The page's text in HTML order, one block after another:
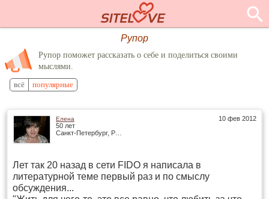
Рупор
Рупор поможет рассказать о себе и поделиться своими
мыслями.
всё популярные
10 фев 2012
Елена
50 лет
Санкт-Петербург, Россия
Лет так 20 назад в сети FIDO я написала в
литературной теме первый раз и по смыслу
обсуждения...